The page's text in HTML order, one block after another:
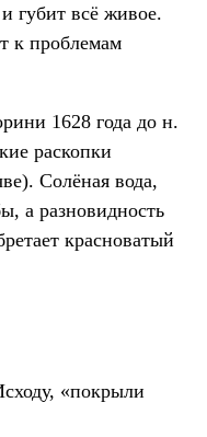
губит всё живое.
к проблемам
1628 года до н.
раскопки
Солёная вода,
а разновидность
красноватый
«покрыли